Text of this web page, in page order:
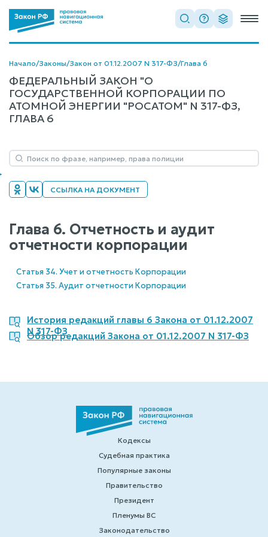
Начало/Законы/Закон от 01.12.2007 N 317-ФЗ/Глава 6
ФЕДЕРАЛЬНЫЙ ЗАКОН "О
ГОСУДАРСТВЕННОЙ КОРПОРАЦИИ ПО
АТОМНОЙ ЭНЕРГИИ "РОСАТОМ" N 317-ФЗ,
ГЛАВА 6
ССЫЛКА НА ДОКУМЕНТ
Глава 6. Отчетность и аудит
отчетности корпорации
Статья 34. Учет и отчетность Корпорации
Статья 35. Аудит отчетности Корпорации
История редакций главы 6 Закона от 01.12.2007
N 317-ФЗ
Обзор редакций Закона от 01.12.2007 N 317-ФЗ
Кодексы
Судебная практика
Популярные законы
Правительство
Президент
Пленумы ВС
Законодательство